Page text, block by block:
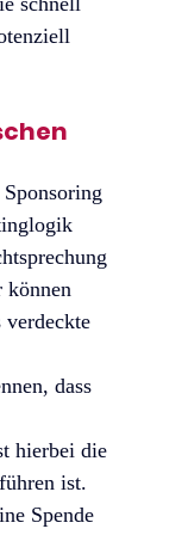
können
verdeckte
dass
hierbei die
ist.
Spende